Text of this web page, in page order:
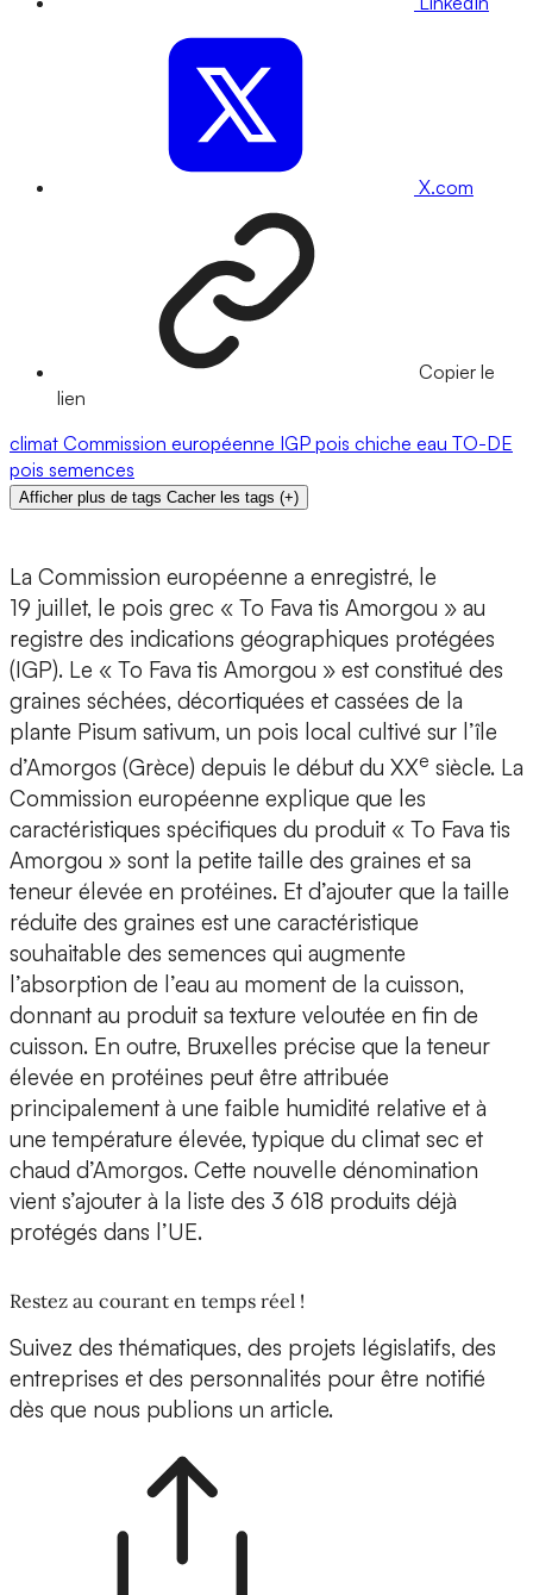
X.com
Copier le
lien
climat Commission européenne IGP pois chiche eau TO-DE
pois semences
Afficher plus de tags Cacher les tags (+)
La Commission européenne a enregistré, le
19 juillet, le pois grec « To Fava tis Amorgou » au
registre des indications géographiques protégées
(IGP). Le « To Fava tis Amorgou » est constitué des
graines séchées, décortiquées et cassées de la
plante Pisum sativum, un pois local cultivé sur l’île
d’Amorgos (Grèce) depuis le début du XXe siècle. La
Commission européenne explique que les
caractéristiques spécifiques du produit « To Fava tis
Amorgou » sont la petite taille des graines et sa
teneur élevée en protéines. Et d’ajouter que la taille
réduite des graines est une caractéristique
souhaitable des semences qui augmente
l’absorption de l’eau au moment de la cuisson,
donnant au produit sa texture veloutée en fin de
cuisson. En outre, Bruxelles précise que la teneur
élevée en protéines peut être attribuée
principalement à une faible humidité relative et à
une température élevée, typique du climat sec et
chaud d’Amorgos. Cette nouvelle dénomination
vient s’ajouter à la liste des 3 618 produits déjà
protégés dans l’UE.
Restez au courant en temps réel !
Suivez des thématiques, des projets législatifs, des
entreprises et des personnalités pour être notifié
dès que nous publions un article.